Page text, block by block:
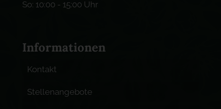
So: 10:00 - 15:00 Uhr
Informationen
Kontakt
Stellenangebote